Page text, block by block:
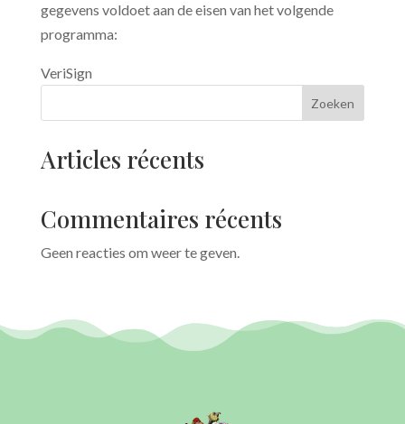
gegevens voldoet aan de eisen van het volgende
programma:
VeriSign
Zoeken
Articles récents
Commentaires récents
Geen reacties om weer te geven.